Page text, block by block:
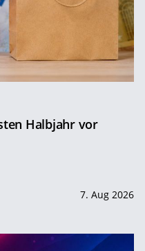
Halbjahr vor
7. Aug 2026